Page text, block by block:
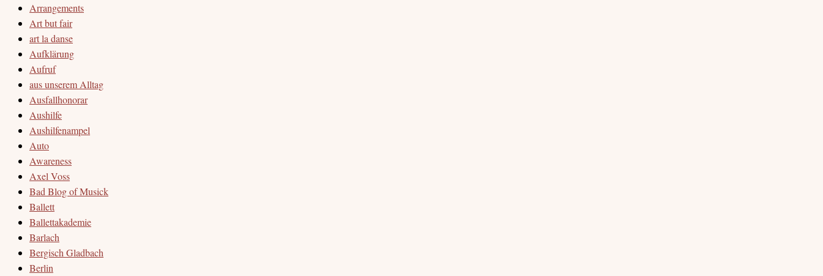
Arrangements
Art but fair
art la danse
Aufklärung
Aufruf
aus unserem Alltag
Ausfallhonorar
Aushilfe
Aushilfenampel
Auto
Awareness
Axel Voss
Bad Blog of Musick
Ballett
Ballettakademie
Barlach
Bergisch Gladbach
Berlin